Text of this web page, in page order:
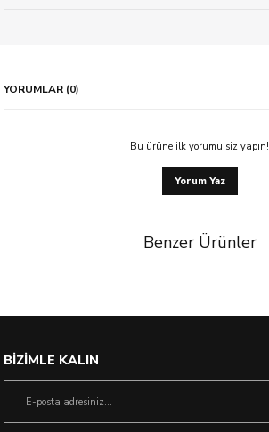
YORUMLAR (0)
Bu ürüne ilk yorumu siz yapın!
Yorum Yaz
Benzer Ürünler
BİZİMLE KALIN